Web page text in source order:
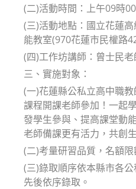
(二)活動時間：上午09時
(三)活動地點：國立花蓮
能教室(970花蓮市民權路
(四)工作坊講師：曾士民老
三、實施對象：
(一)花蓮縣公私立高中職
課程開課老師參加！一起
發學生參與、提高課堂動
老師備課更有活力，共創
(二)考量研習品質，名額限
(三)錄取順序依本縣市各
先後依序錄取。